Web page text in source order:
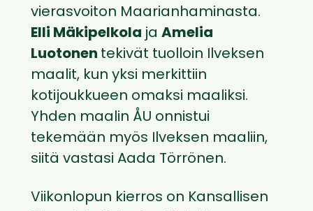
vierasvoiton Maarianhaminasta.
Elli Mäkipelkola ja Amelia
Luotonen tekivät tuolloin Ilveksen
maalit, kun yksi merkittiin
kotijoukkueen omaksi maaliksi.
Yhden maalin ÅU onnistui
tekemään myös Ilveksen maaliin,
siitä vastasi Aada Törrönen.
Viikonlopun kierros on Kansallisen